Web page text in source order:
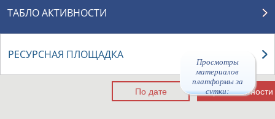
Просмотры
материалов
платформы за
сутки:
44267
ТАБЛО АКТИВНОСТИ
РЕСУРСНАЯ ПЛОЩАДКА